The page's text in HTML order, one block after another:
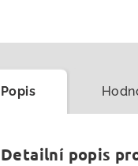
Popis
Detailní popis